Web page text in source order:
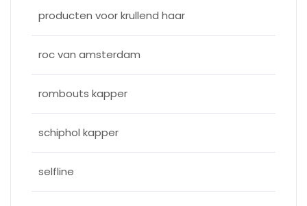
producten voor krullend haar
roc van amsterdam
rombouts kapper
schiphol kapper
selfline